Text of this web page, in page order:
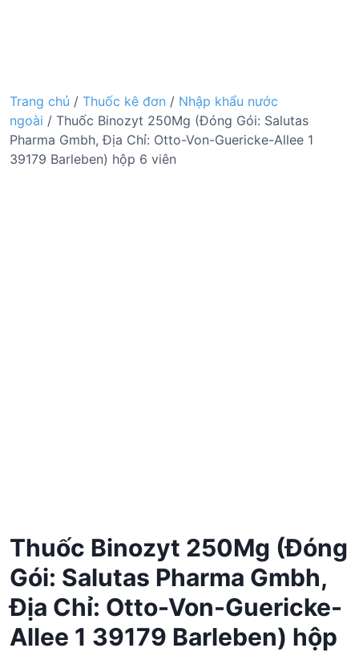
Trang chủ / Thuốc kê đơn / Nhập khẩu nước
ngoài / Thuốc Binozyt 250Mg (Đóng Gói: Salutas
Pharma Gmbh, Địa Chỉ: Otto-Von-Guericke-Allee 1
39179 Barleben) hộp 6 viên
Thuốc Binozyt 250Mg (Đóng
Gói: Salutas Pharma Gmbh,
Địa Chỉ: Otto-Von-Guericke-
Allee 1 39179 Barleben) hộp